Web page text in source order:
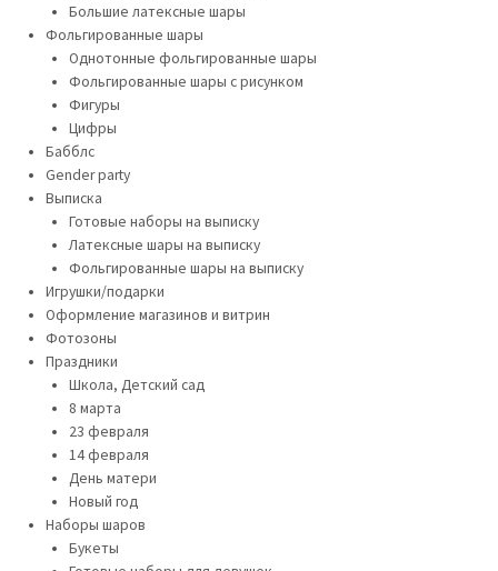
Большие латексные шары
Фольгированные шары
Однотонные фольгированные шары
Фольгированные шары с рисунком
Фигуры
Цифры
Бабблс
Gender party
Выписка
Готовые наборы на выписку
Латексные шары на выписку
Фольгированные шары на выписку
Игрушки/подарки
Оформление магазинов и витрин
Фотозоны
Праздники
Школа, Детский сад
8 марта
23 февраля
14 февраля
День матери
Новый год
Наборы шаров
Букеты